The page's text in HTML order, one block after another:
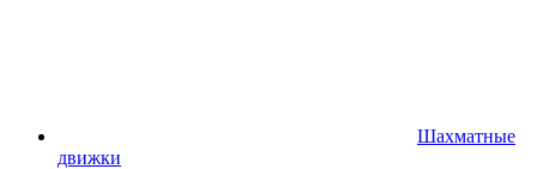
Шахматные
движки